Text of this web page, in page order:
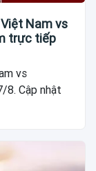
Nam vs
trực tiếp
vs
8. Cập nhật